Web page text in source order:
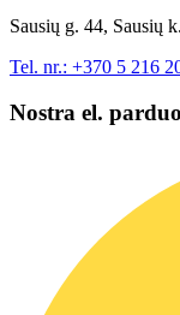
Sausių g. 44, Sausių
Tel. nr.: +370 5 216
Nostra el.